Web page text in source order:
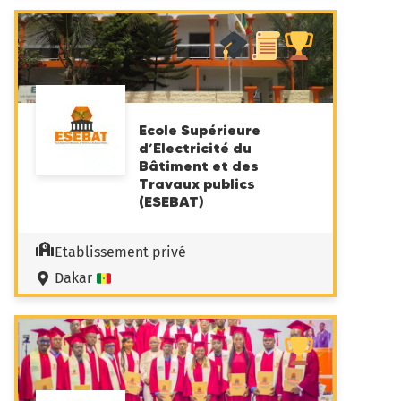
Ecole Supérieure
d’Electricité du
Bâtiment et des
Travaux publics
(ESEBAT)
Etablissement privé
Dakar